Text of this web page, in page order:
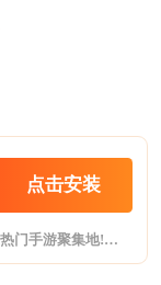
点击安装
0.01折APP，官网直下，打造热门手游聚集地!集合BT版游戏、折扣手游与H5轻游戏，一网打尽玩家所爱。海量福利礼包，限时领取，助力您游戏更畅快。无论是寻找刺激挑战还是休闲时光，这里都是您的理想之选。